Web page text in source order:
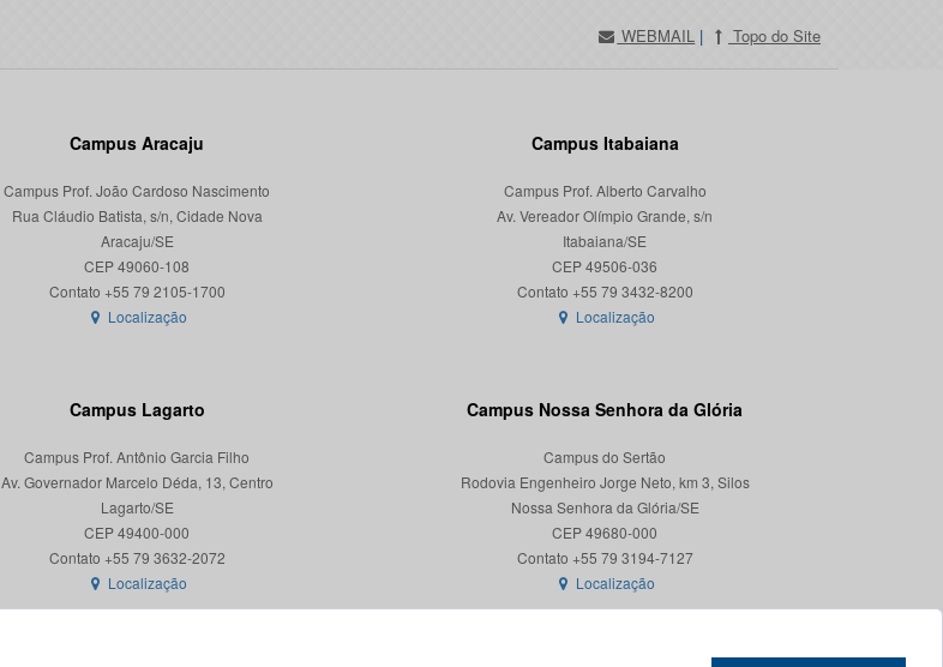
WEBMAIL | Topo do Site
Campus Aracaju
Campus Prof. João Cardoso Nascimento
Rua Cláudio Batista, s/n, Cidade Nova
Aracaju/SE
CEP 49060-108
Localização
Campus Itabaiana
Campus Prof. Alberto Carvalho
Av. Vereador Olímpio Grande, s/n
Itabaiana/SE
CEP 49506-036
Localização
Campus Lagarto
Campus Prof. Antônio Garcia Filho
Av. Governador Marcelo Déda, 13, Centro
Lagarto/SE
CEP 49400-000
Localização
Campus Nossa Senhora da Glória
Campus do Sertão
Rodovia Engenheiro Jorge Neto, km 3, Silos
Nossa Senhora da Glória/SE
CEP 49680-000
Contato +55 79 3194-7127
Localização